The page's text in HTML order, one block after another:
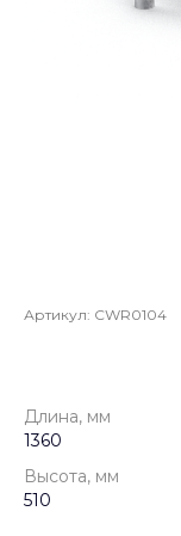
Артикул: CWR0104
Длина, мм
1360
Высота, мм
510